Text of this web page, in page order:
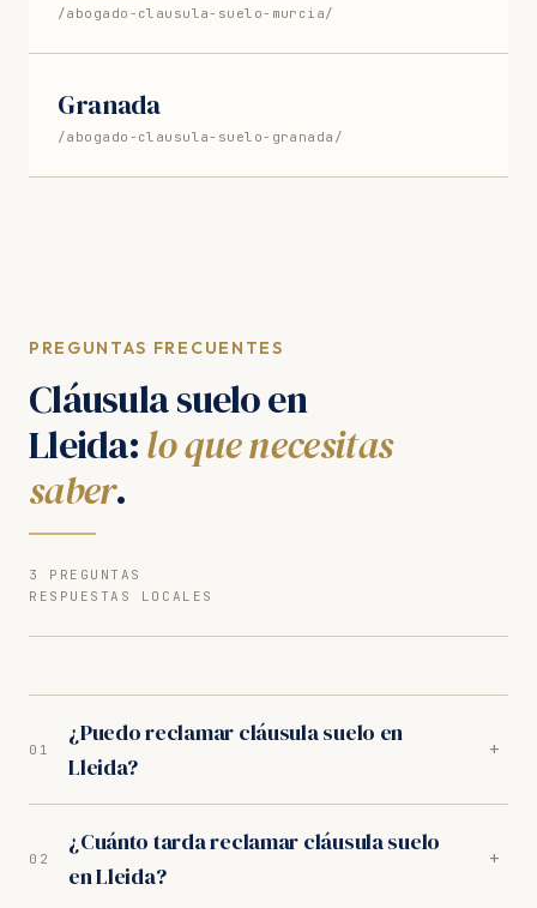
/abogado-clausula-suelo-murcia/
Granada
/abogado-clausula-suelo-granada/
PREGUNTAS FRECUENTES
Cláusula suelo en
Lleida:lo que necesitas
saber.
3 PREGUNTAS
RESPUESTAS LOCALES
01
¿Puedo reclamar cláusula suelo en
Lleida?
+
cláusula suelo. Analizamos tu caso gratuitamente y
trabajamos orientados a resultados. Los juzgados de
02
¿Cuánto tarda reclamar cláusula suelo
en Lleida?
+